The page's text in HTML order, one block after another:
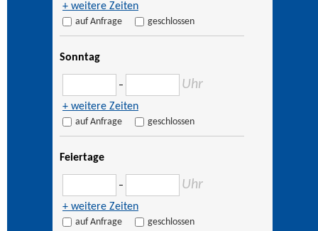
+ weitere Zeiten
auf Anfrage geschlossen
Sonntag
– Uhr
+ weitere Zeiten
auf Anfrage geschlossen
Feiertage
– Uhr
+ weitere Zeiten
auf Anfrage geschlossen